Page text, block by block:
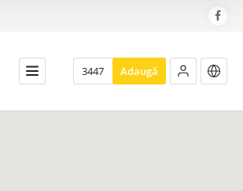
3447 Adaugă